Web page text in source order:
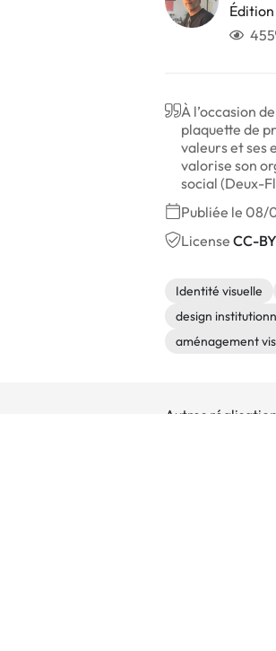
455
À l’occasion
plaquette de
valeurs et ses
valorise son
social (Deux-
Publiée le 08/
License CC-
Identité visuelle
design
aménagement
Autres